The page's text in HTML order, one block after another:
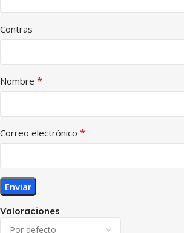
Valoraciones
Contras
Nombre *
Correo electrónico *